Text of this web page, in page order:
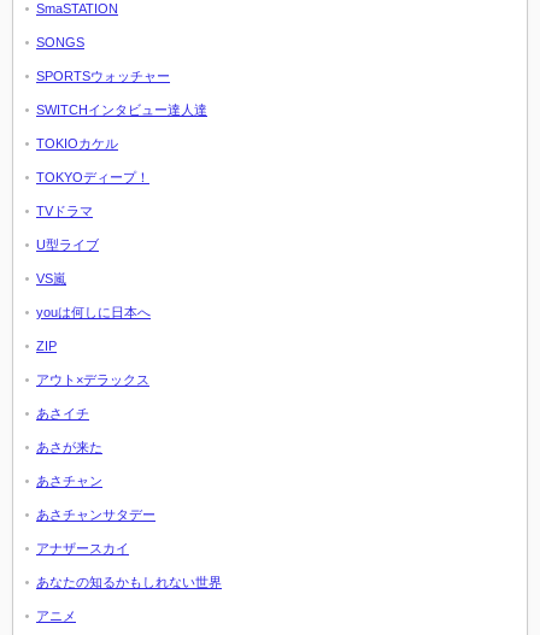
SmaSTATION
SONGS
SPORTSウォッチャー
SWITCHインタビュー達人達
TOKIOカケル
TOKYOディープ！
TVドラマ
U型ライブ
VS嵐
youは何しに日本へ
ZIP
アウト×デラックス
あさイチ
あさが来た
あさチャン
あさチャンサタデー
アナザースカイ
あなたの知るかもしれない世界
アニメ